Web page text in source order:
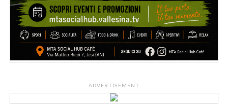
ADVERTISEMENT